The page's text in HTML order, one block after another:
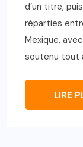
d’un titre,
réparties
Mexique,
soutenu tout
LIRE